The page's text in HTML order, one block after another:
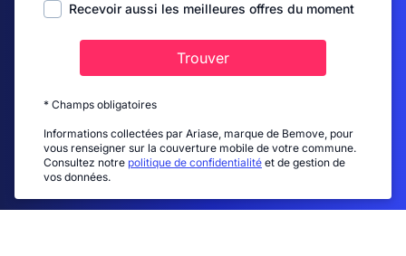
Recevoir aussi les meilleures offres du moment
Trouver
* Champs obligatoires
Informations collectées par Ariase, marque de Bemove, pour
vous renseigner sur la couverture mobile de votre commune.
Consultez notre politique de confidentialité et de gestion de
vos données.